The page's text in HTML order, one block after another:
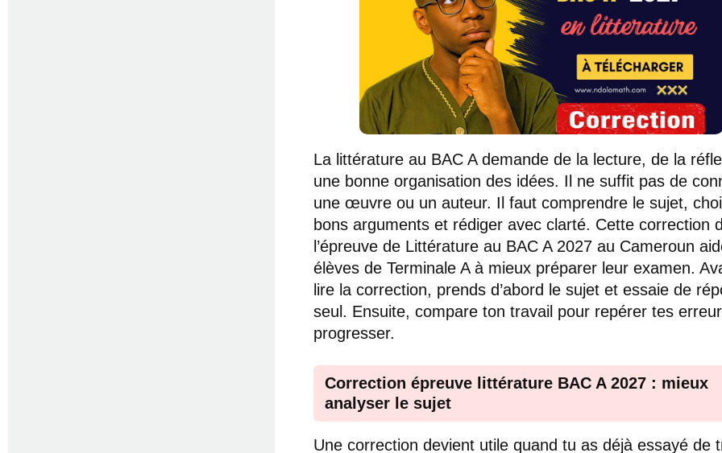
La littérature au BAC A demande de la lecture, de la
une bonne organisation des idées. Il ne suffit pas de
une œuvre ou un auteur. Il faut comprendre le sujet,
bons arguments et rédiger avec clarté. Cette correction
l’épreuve de Littérature au BAC A 2027 au Cameroun
élèves de Terminale A à mieux préparer leur examen.
lire la correction, prends d’abord le sujet et essaie de
seul. Ensuite, compare ton travail pour repérer tes
progresser.
Correction épreuve littérature BAC A 2027 : mieux
analyser le sujet
Une correction devient utile quand tu as déjà essayé de